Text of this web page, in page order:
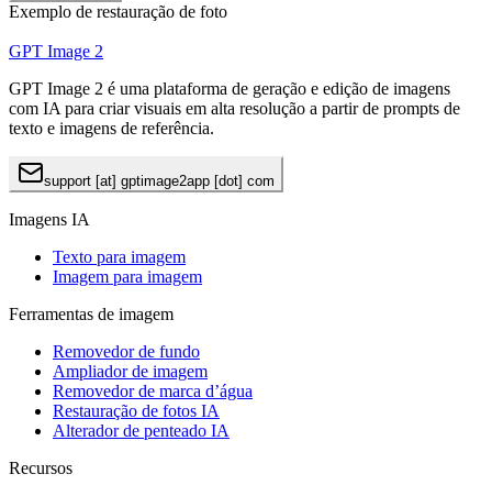
Exemplo de restauração de foto
GPT Image 2
GPT Image 2 é uma plataforma de geração e edição de imagens
com IA para criar visuais em alta resolução a partir de prompts de
texto e imagens de referência.
support [at] gptimage2app [dot] com
Imagens IA
Texto para imagem
Imagem para imagem
Ferramentas de imagem
Removedor de fundo
Ampliador de imagem
Removedor de marca d’água
Restauração de fotos IA
Alterador de penteado IA
Recursos